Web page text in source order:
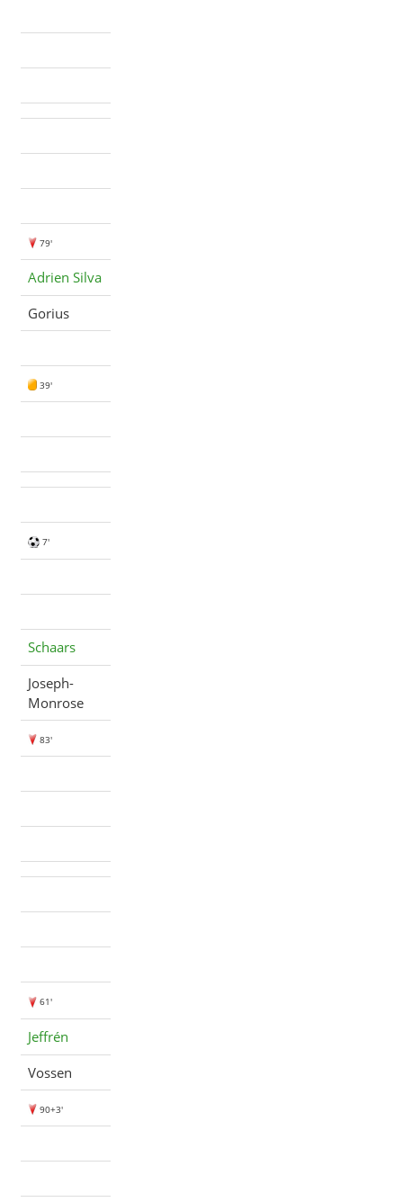
79'
Adrien Silva
Gorius
39'
7'
Schaars
Joseph-
Monrose
83'
61'
Jeffrén
Vossen
90+3'